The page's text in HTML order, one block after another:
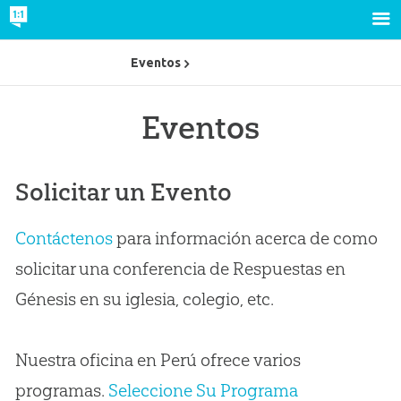
Eventos
Solicitar un Evento
Contáctenospara información acerca de como
solicitar una conferencia de Respuestas en
Génesis en su iglesia, colegio, etc.
Nuestra oficina en Perú ofrece varios
programas. Seleccione Su Programa
Eventos